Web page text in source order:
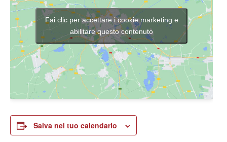
Fai clic per accettare i cookie marketing e
abilitare questo contenuto
Salva nel tuo calendario